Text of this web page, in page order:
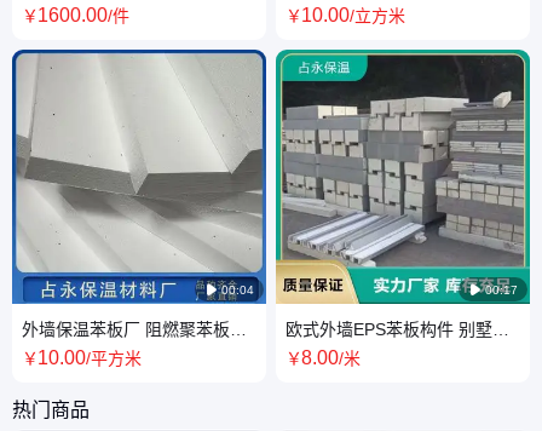
式婚庆浮雕装饰造型
￥1600.00/件
 00:04
外墙保温苯板厂 阻燃聚苯板保
温板 批量供应现货库存
￥10.00/平方米
板生产 保温板 苯板生产单位
￥10.00/立方米
 00:17
欧式外墙EPS苯板构件 别墅外
墙装饰造型构件厂 快速发货
￥8.00/米
热门商品